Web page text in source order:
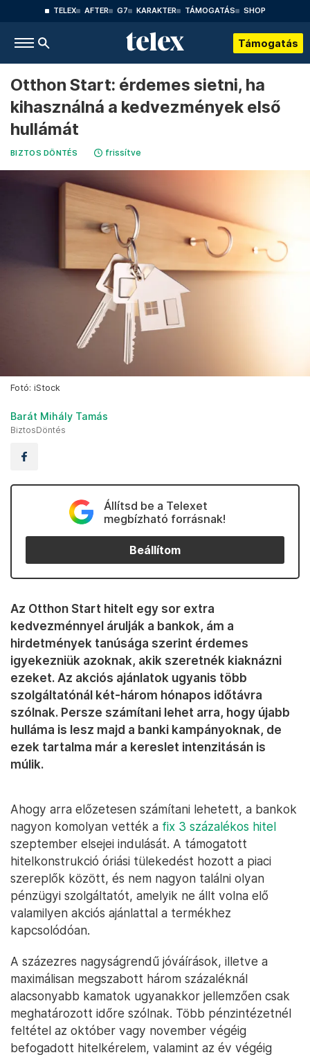
TELEX AFTER G7 KARAKTER TÁMOGATÁS SHOP
Támogatás
Otthon Start: érdemes sietni, ha
kihasználná a kedvezmények első
hullámát
BIZTOS DÖNTÉS frissítve
Fotó: iStock
Barát Mihály Tamás
BiztosDöntés
Állítsd be a Telexet
megbízható forrásnak!
Beállítom
Az Otthon Start hitelt egy sor extra
kedvezménnyel árulják a bankok, ám a
hirdetmények tanúsága szerint érdemes
igyekezniük azoknak, akik szeretnék kiaknázni
ezeket. Az akciós ajánlatok ugyanis több
szolgáltatónál két-három hónapos időtávra
szólnak. Persze számítani lehet arra, hogy újabb
hulláma is lesz majd a banki kampányoknak, de
ezek tartalma már a kereslet intenzitásán is
múlik.
Ahogy arra előzetesen számítani lehetett, a bankok
nagyon komolyan vették a fix 3 százalékos hitel
szeptember elsejei indulását. A támogatott
hitelkonstrukció óriási tülekedést hozott a piaci
szereplők között, és nem nagyon találni olyan
pénzügyi szolgáltatót, amelyik ne állt volna elő
valamilyen akciós ajánlattal a termékhez
kapcsolódóan.
A százezres nagyságrendű jóváírások, illetve a
maximálisan megszabott három százaléknál
alacsonyabb kamatok ugyanakkor jellemzően csak
meghatározott időre szólnak. Több pénzintézetnél
feltétel az október vagy november végéig
befogadott hitelkérelem, valamint az év végéig